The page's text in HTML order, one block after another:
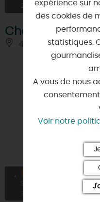
Chèvrerie de la
45120 - GIROLLES
02
SEPT
2026
À PARTIR DE
expérience sur
des cookies de
statistiques.
A vous de nous
Voir notre